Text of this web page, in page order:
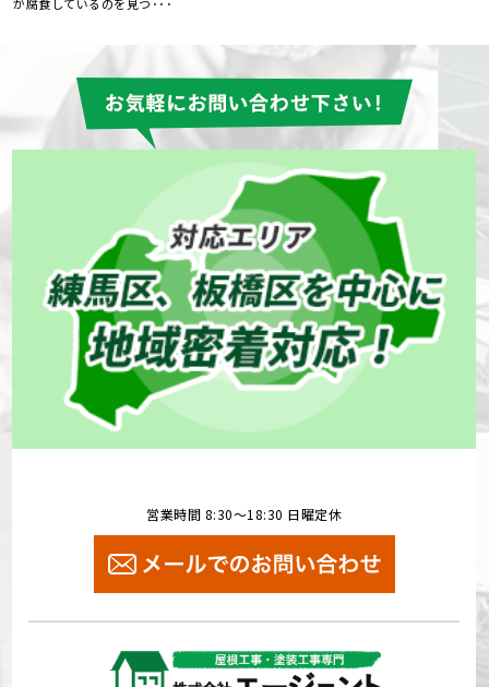
営業時間 8:30～18:30 日曜定休